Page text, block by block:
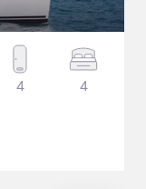
4 4